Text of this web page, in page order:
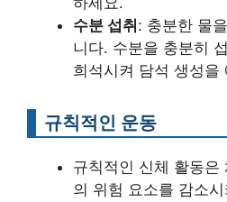
수분 섭취 : 충분한 물
니다. 수분을 충분히
희석시켜 담석 생성을
규칙적인 운동
규칙적인 신체 활동은
의 위험 요소를 감소